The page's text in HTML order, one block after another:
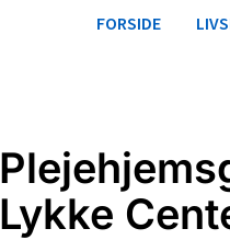
FORSIDE
Lykke